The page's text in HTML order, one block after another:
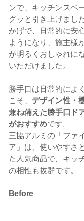
ンで、キッチンスペ
グッと引き上げまし
かげで、日常的に安
ようになり、施主様
が明るくおしゃれに
いただけました。
勝手口は日常的によ
こそ、 デザイン性・
兼ね備えた勝手口ド
がおすすめです。
三協アルミの「ファ
ア」は、使いやすさ
た人気商品で、キッ
の相性も抜群です。
Before